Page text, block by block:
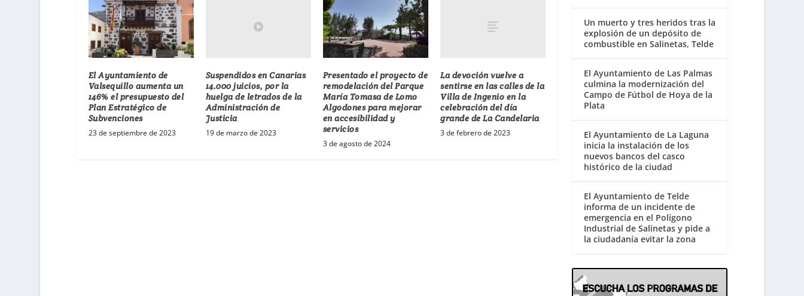
El Ayuntamiento de
Valsequillo aumenta un
146% el presupuesto del
Plan Estratégico de
Subvenciones
23 de septiembre de 2023
Suspendidos en Canarias
14.000 juicios, por la
huelga de letrados de la
Administración de
Justicia
19 de marzo de 2023
Presentado el proyecto de
remodelación del Parque
María Tomasa de Lomo
Algodones para mejorar
en accesibilidad y
servicios
3 de agosto de 2024
La devoción vuelve a
sentirse en las calles de la
Villa de Ingenio en la
celebración del día
grande de La Candelaria
3 de febrero de 2023
Un muerto y tres heridos tras la
explosión de un depósito de
combustible en Salinetas, Telde
El Ayuntamiento de Las Palmas
culmina la modernización del
Campo de Fútbol de Hoya de la
Plata
El Ayuntamiento de La Laguna
inicia la instalación de los
nuevos bancos del casco
histórico de la ciudad
El Ayuntamiento de Telde
informa de un incidente de
emergencia en el Polígono
Industrial de Salinetas y pide a
la ciudadanía evitar la zona